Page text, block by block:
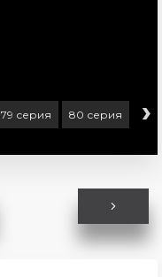
79 серия 80 серия 81
›